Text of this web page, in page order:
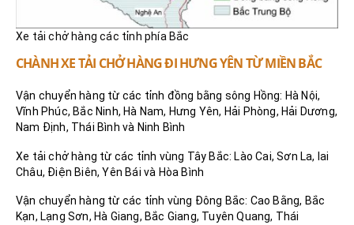
Xe tải chở hàng các tỉnh phía Bắc
CHÀNH XE TẢI CHỞ HÀNG ĐI HƯNG YÊN TỪ MIỀN BẮC
Vận chuyển hàng từ các tỉnh đồng bằng sông Hồng: Hà Nội,
Vĩnh Phúc, Bắc Ninh, Hà Nam, Hưng Yên, Hải Phòng, Hải Dương,
Nam Định, Thái Bình và Ninh Bình
Xe tải chở hàng từ các tỉnh vùng Tây Bắc: Lào Cai, Sơn La, lai
Châu, Điện Biên, Yên Bái và Hòa Bình
Vận chuyển hàng từ các tỉnh vùng Đông Bắc: Cao Bằng, Bắc
Kạn, Lạng Sơn, Hà Giang, Bắc Giang, Tuyên Quang, Thái